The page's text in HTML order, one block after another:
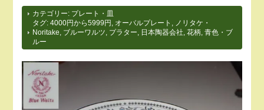
カテゴリー: プレート・皿
タグ:4000円から5999円 オーバルプレート
ノリタケ・
Noritake
ブルーワルツ プラター 日本陶器会社 ,花柄 ,青色・ブ
ルー